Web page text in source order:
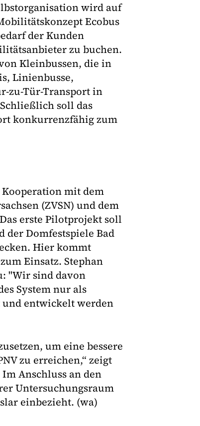
wird auf
Ecobus
der Kunden
zu buchen.
Kleinbussen, die in
Linienbusse,
zu-Tür-Transport in
soll das
konkurrenzfähig zum
Kooperation mit dem
(ZVSN) und dem
erste Pilotprojekt soll
der Domfestspiele Bad
Hier kommt
Einsatz. Stephan
"Wir sind davon
System nur als
entwickelt werden
um eine bessere
zu erreichen,“ zeigt
Anschluss an den
Untersuchungsraum
einbezieht. (wa)